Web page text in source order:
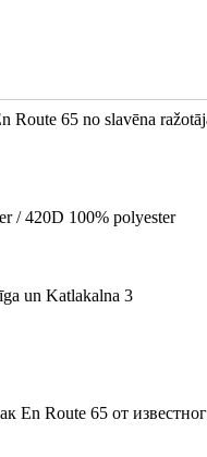
Route 65 no slavēna
/ 420D 100% polyester
un Katlakalna 3
En Route 65 от